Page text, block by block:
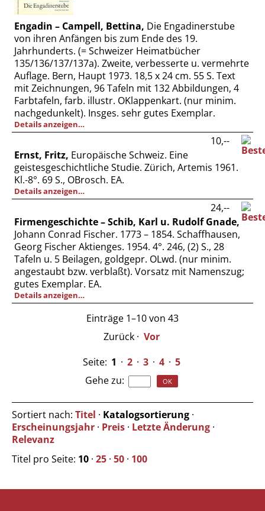
Engadin – Campell, Bettina, Die Engadinerstube
von ihren Anfängen bis zum Ende des 19.
Jahrhunderts. (= Schweizer Heimatbücher
135/136/137/137a). Zweite, verbesserte u. vermehrte
Auflage. Bern, Haupt 1973. 18,5 x 24 cm. 55 S. Text
mit Zeichnungen, 96 Tafeln mit 132 Abbildungen, 4
Farbtafeln, farb. illustr. OKlappenkart. (nur minim.
nachgedunkelt). Insges. sehr gutes Exemplar.
Details anzeigen…
Ernst, Fritz, Europäische Schweiz. Eine
geistesgeschichtliche Studie. Zürich, Artemis 1961.
Kl.-8°. 69 S., OBrosch. EA.
Details anzeigen…
10,--
Firmengeschichte – Schib, Karl u. Rudolf Gnade,
Johann Conrad Fischer. 1773 – 1854. Schaffhausen,
Georg Fischer Aktienges. 1954. 4°. 246, (2) S., 28
Tafeln u. 5 Beilagen, goldgepr. OLwd. (nur minim.
angestaubt bzw. verblaßt). Vorsatz mit Namenszug;
gutes Exemplar. EA.
Details anzeigen…
24,--
Einträge 1–10 von 43
Zurück· Vor
Seite: 1 · 2 · 3 · 4 · 5
Gehe zu:
Sortiert nach: Titel · Katalogsortierung ·
Erscheinungsjahr · Preis · Letzte Änderung ·
Relevanz
Titel pro Seite: 10 · 25 · 50 · 100